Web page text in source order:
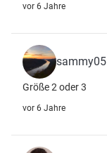
vor 6 Jahre
sammy05
Größe 2 oder 3
vor 6 Jahre